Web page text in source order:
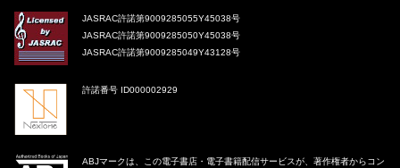
JASRAC許諾第9009285055Y45038号
JASRAC許諾第9009285050Y45038号
JASRAC許諾第9009285049Y43128号
許諾番号 ID000002929
ABJマークは、この電子書店・電子書籍配信サービスが、著作権者からコン